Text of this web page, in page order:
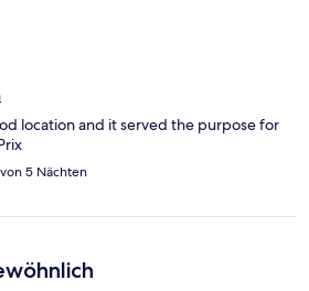
location and it served the purpose for
5 Nächten